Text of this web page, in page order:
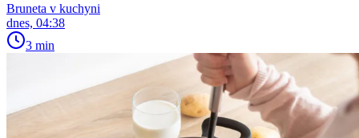
Bruneta v kuchyni
dnes, 04:38
3 min